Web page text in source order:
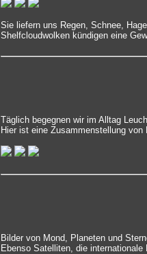
Sie liefern uns Regen, Schnee,
Shelfcloudwolken kündigen eine
Täglich begegnen wir im Alltag
Hier ist eine Zusammenstellung
Bilder von Mond, Planeten und
Ebenso Satelliten, die